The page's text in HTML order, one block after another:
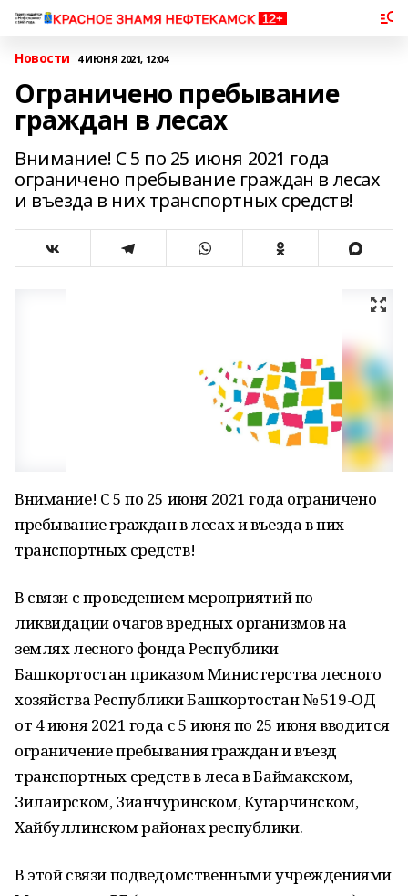
Новости 4 ИЮНЯ 2021, 12:04
Ограничено пребывание
граждан в лесах
Внимание! С 5 по 25 июня 2021 года
ограничено пребывание граждан в лесах
и въезда в них транспортных средств!
Внимание! С 5 по 25 июня 2021 года ограничено
пребывание граждан в лесах и въезда в них
транспортных средств!
В связи с проведением мероприятий по
ликвидации очагов вредных организмов на
землях лесного фонда Республики
Башкортостан приказом Министерства лесного
хозяйства Республики Башкортостан № 519-ОД
от 4 июня 2021 года с 5 июня по 25 июня вводится
ограничение пребывания граждан и въезд
транспортных средств в леса в Баймакском,
Зилаирском, Зианчуринском, Кугарчинском,
Хайбуллинском районах республики.
В этой связи подведомственными учреждениями